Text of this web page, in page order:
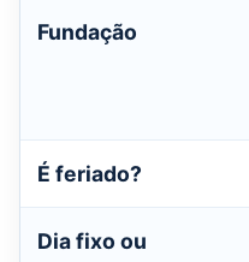
Fundação
É feriado?
Dia fixo ou